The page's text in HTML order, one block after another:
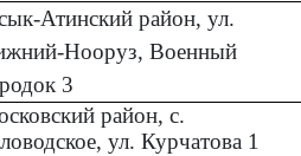
Атинский район, ул.
Нооруз, Военный
3
район, с.
ул. Курчатова 1